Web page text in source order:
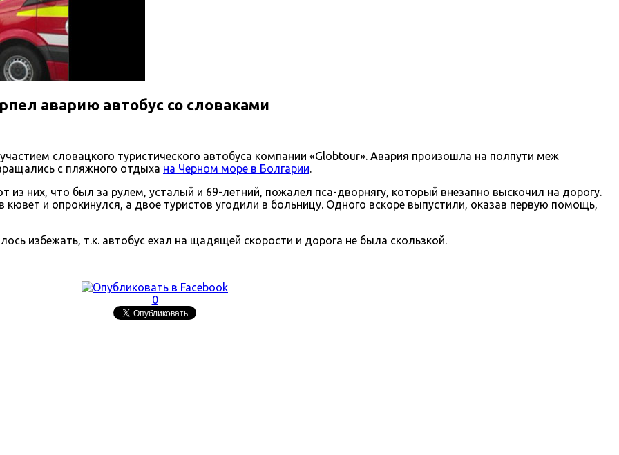
аварию автобус со словаками
словацкого туристического автобуса компании «Globtour». Авария произошла на полпути меж
с пляжного отдыха на Черном море в Болгарии.
из них, что был за рулем, усталый и 69-летний, пожалел пса-дворнягу, который внезапно выскочил на дорогу.
кювет и опрокинулся, а двое туристов угодили в больницу. Одного вскоре выпустили, оказав первую помощь,
избежать, т.к. автобус ехал на щадящей скорости и дорога не была скользкой.
0